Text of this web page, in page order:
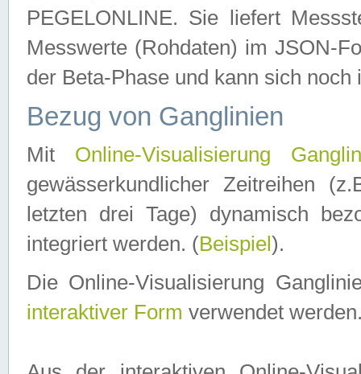
PEGELONLINE. Sie liefert
Messwerte (Rohdaten) im JSON-
der Beta-Phase und kann sich noch
Bezug von Ganglinien
Mit Online-Visualisierung
gewässerkundlicher Zeitreihen
letzten drei Tage) dynamisch
integriert werden. (Beispiel ).
Die Online-Visualisierung
interaktiver Form verwendet